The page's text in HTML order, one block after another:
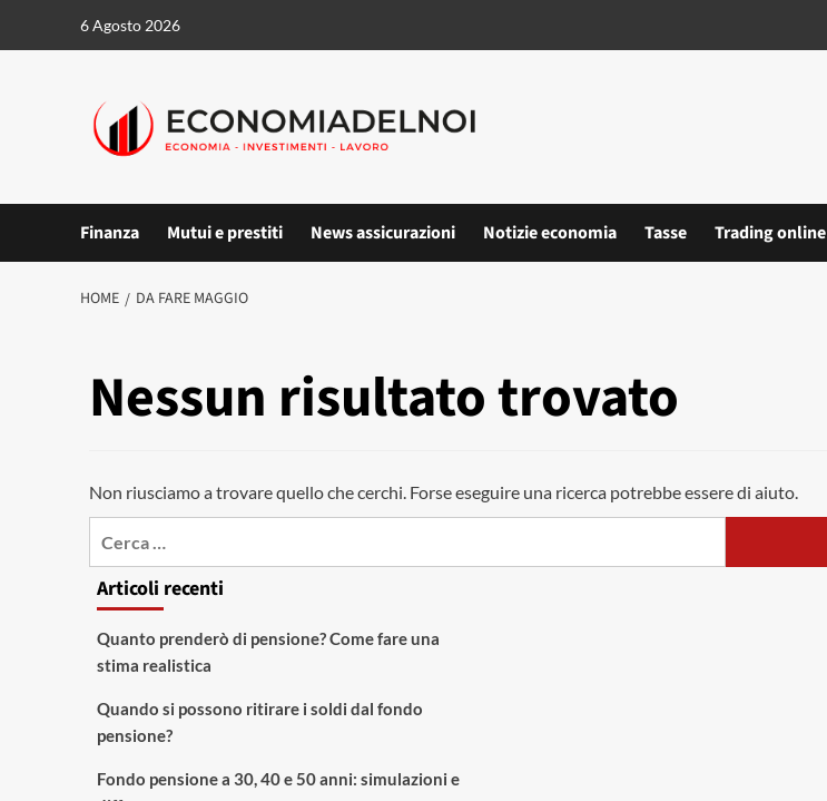
6 Agosto 2026
Finanza Mutui e prestiti News assicurazioni Notizie economia Tasse Trading online
HOME DA FARE MAGGIO
Nessun risultato trovato
Non riusciamo a trovare quello che cerchi. Forse eseguire una ricerca potrebbe essere di aiuto.
Articoli recenti
Quanto prenderò di pensione? Come fare una
stima realistica
Quando si possono ritirare i soldi dal fondo
pensione?
Fondo pensione a 30, 40 e 50 anni: simulazioni e